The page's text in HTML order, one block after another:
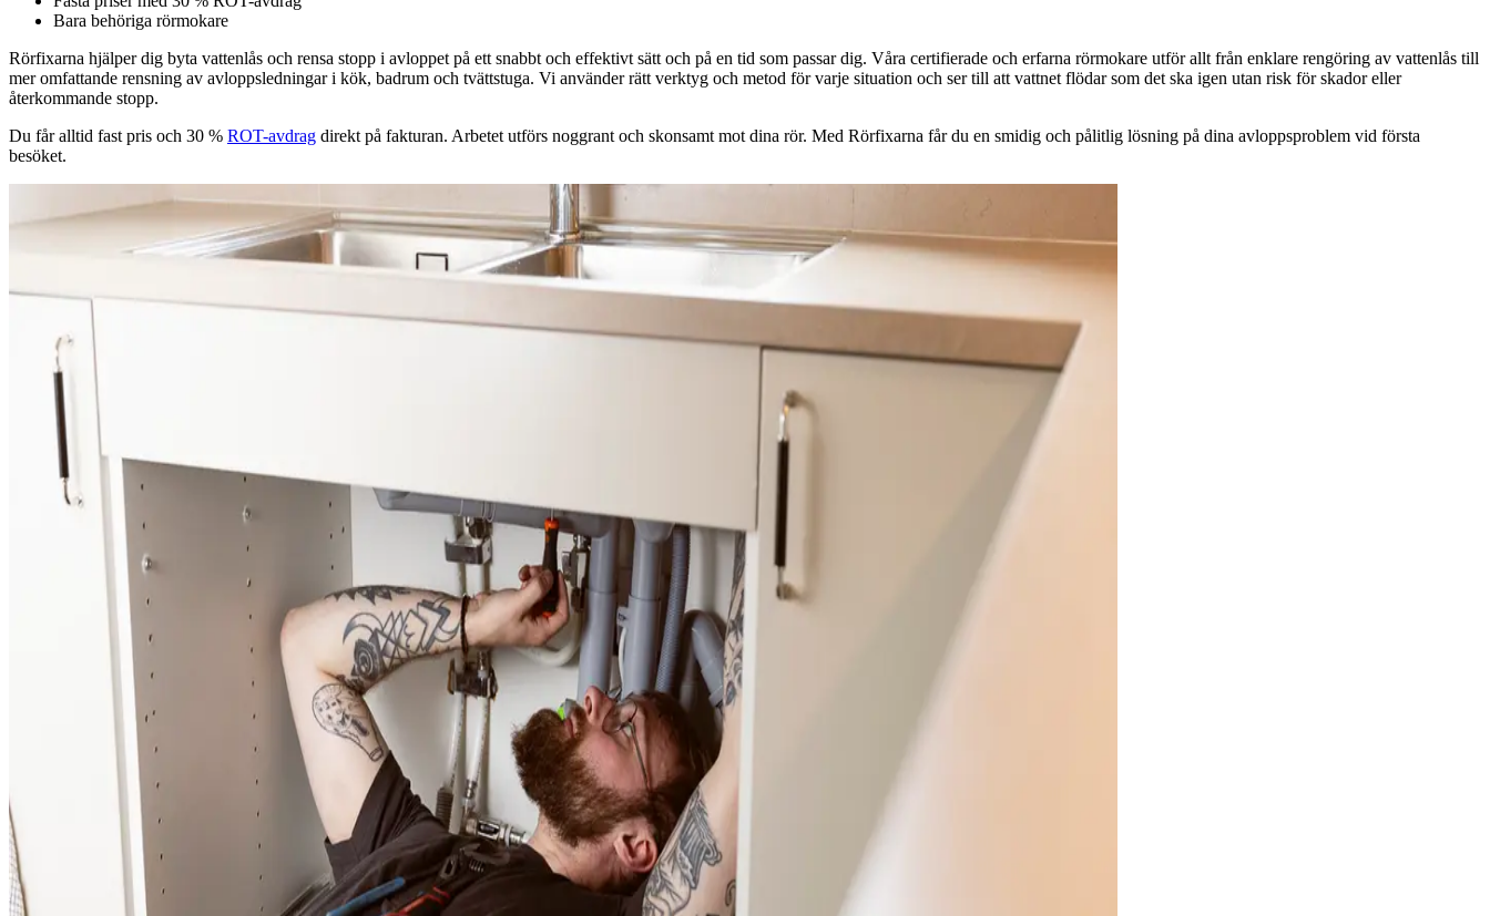
Bara behöriga rörmokare
Rörfixarna hjälper dig byta vattenlås och rensa stopp i avloppet på ett snabbt och effektivt sätt och på en tid som passar dig. Våra certifierade och erfarna rörmokare utför allt från enklare rengöring av vattenlås till
mer omfattande rensning av avloppsledningar i kök, badrum och tvättstuga. Vi använder rätt verktyg och metod för varje situation och ser till att vattnet flödar som det ska igen utan risk för skador eller
återkommande stopp.
Du får alltid fast pris och 30 % ROT-avdrag direkt på fakturan. Arbetet utförs noggrant och skonsamt mot dina rör. Med Rörfixarna får du en smidig och pålitlig lösning på dina avloppsproblem vid första
besöket.